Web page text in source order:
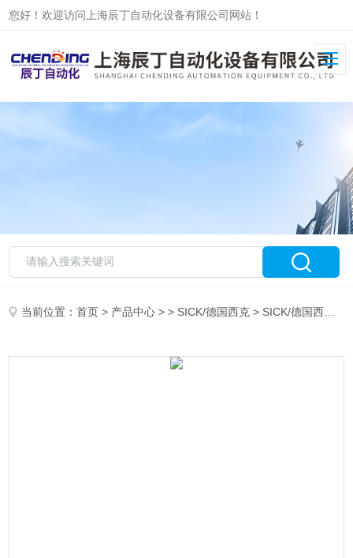
您好！欢迎访问上海辰丁自动化设备有限公司网站！
当前位置：首页 > 产品中心 > > SICK/德国西克 > SICK/德国西克VL18-4P3240原装现货质保一年